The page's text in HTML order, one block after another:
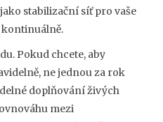
stabilizační síť pro vaše
Pokud chcete, aby
ne jednou za rok
doplňování živých
mezi